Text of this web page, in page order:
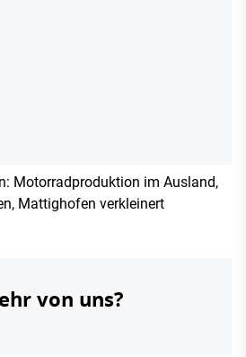
Motorradproduktion im Ausland,
Mattighofen verkleinert
von uns?